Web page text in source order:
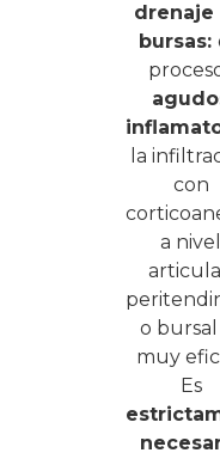
drenaje
bursas:
la
con
a nivel
o bursal
muy
Es